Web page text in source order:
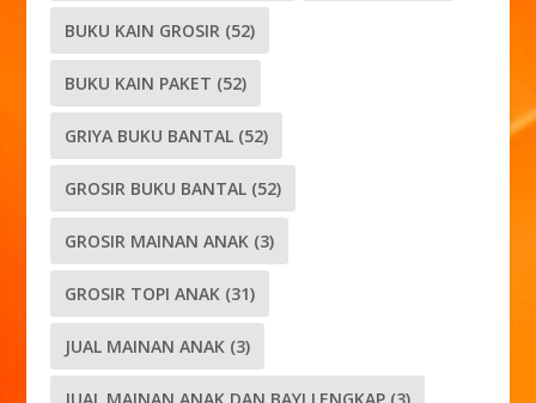
BUKU KAIN GROSIR (52)
BUKU KAIN PAKET (52)
GRIYA BUKU BANTAL (52)
GROSIR BUKU BANTAL (52)
GROSIR MAINAN ANAK (3)
GROSIR TOPI ANAK (31)
JUAL MAINAN ANAK (3)